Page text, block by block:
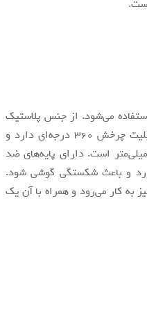
می‌شود. از جنس پلاستیک
سخت است و گوشی‌های ۶ اینچ به پایین را پشتیبانی می‌کند. قابلیت چرخش ۳۶۰ درجه‌ای دارد و
دهانه نگهدارنده گوشی در حالت عادی ۵۴ میلی‌متر و حداکثر ۸۸ میلی‌متر است. دارای پایه‌های ضد
و باعث شکستگی گوشی شود.
به کار می‌رود و همراه با آن یک